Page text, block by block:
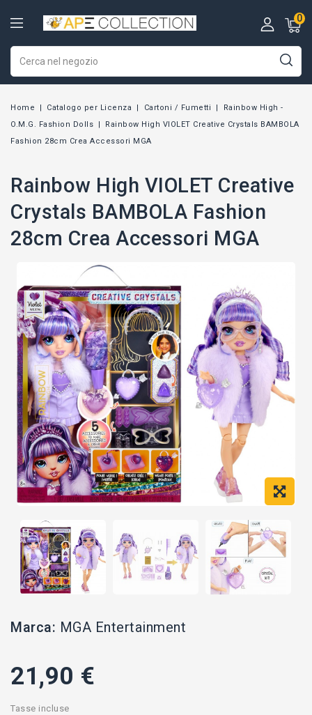
0
Home Catalogo per Licenza Cartoni / Fumetti
Rainbow High -
O.M.G. Fashion Dolls
Rainbow High VIOLET Creative Crystals BAMBOLA
Fashion 28cm Crea Accessori MGA
Rainbow High VIOLET Creative
Crystals BAMBOLA Fashion
28cm Crea Accessori MGA
Marca: MGA Entertainment
21,90 €
Tasse incluse